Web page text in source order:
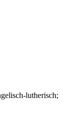
lutherisch;